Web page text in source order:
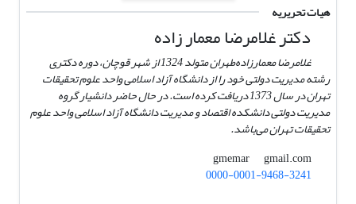
هیات تحریریه
دکتر غلامرضا معمار زاده
غلامرضا معمارزاده‌طهران متولد 1324 از شهر قوچان، دوره دکتری
رشته مدیریت دولتی خود را از دانشگاه آزاد اسلامی واحد علوم تحقیقات
تهران در سال 1373 دریافت کرده است. در حال حاضر دانشیار گروه
مدیریت دولتی دانشکده اقتصاد و مدیریت دانشگاه آزاد اسلامی واحد علوم
تحقیقات تهران می‌باشد.
gmemar
gmail.com
0000-0001-9468-3241